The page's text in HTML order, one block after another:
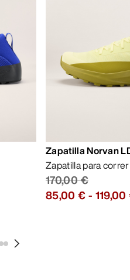
Zapatilla Norvan
Zapatilla para
170,00 €
85,00 €-